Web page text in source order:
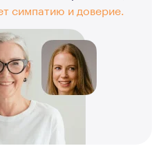
симпатию и доверие.